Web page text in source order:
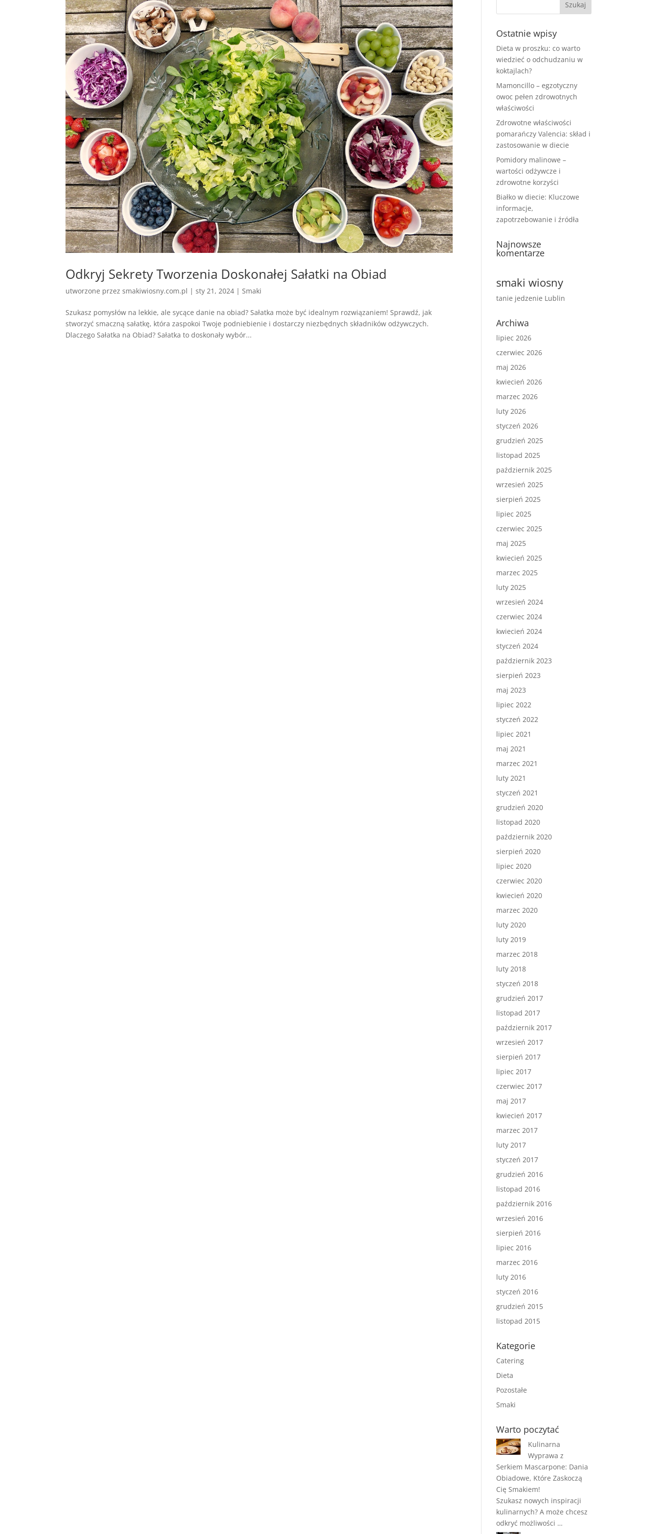
Odkryj Sekrety Tworzenia Doskonałej Sałatki na Obiad
utworzone przezsmakiwiosny.com.pl |sty 21, 2024 |Smaki
Szukasz pomysłów na lekkie, ale sycące danie na obiad? Sałatka może być idealnym rozwiązaniem! Sprawdź, jak
stworzyć smaczną sałatkę, która zaspokoi Twoje podniebienie i dostarczy niezbędnych składników odżywczych.
Dlaczego Sałatka na Obiad? Sałatka to doskonały wybór...
Ostatnie wpisy
Dieta w proszku: co warto
wiedzieć o odchudzaniu w
koktajlach?
Mamoncillo – egzotyczny
owoc pełen zdrowotnych
właściwości
Zdrowotne właściwości
pomarańczy Valencia: skład i
zastosowanie w diecie
Pomidory malinowe –
wartości odżywcze i
zdrowotne korzyści
Białko w diecie: Kluczowe
informacje,
zapotrzebowanie i źródła
Najnowsze
komentarze
smaki wiosny
tanie jedzenie Lublin
Archiwa
lipiec 2026
czerwiec 2026
maj 2026
kwiecień 2026
marzec 2026
luty 2026
styczeń 2026
grudzień 2025
listopad 2025
październik 2025
wrzesień 2025
sierpień 2025
lipiec 2025
czerwiec 2025
maj 2025
kwiecień 2025
marzec 2025
luty 2025
wrzesień 2024
czerwiec 2024
kwiecień 2024
styczeń 2024
październik 2023
sierpień 2023
maj 2023
lipiec 2022
styczeń 2022
lipiec 2021
maj 2021
marzec 2021
luty 2021
styczeń 2021
grudzień 2020
listopad 2020
październik 2020
sierpień 2020
lipiec 2020
czerwiec 2020
kwiecień 2020
marzec 2020
luty 2020
luty 2019
marzec 2018
luty 2018
styczeń 2018
grudzień 2017
listopad 2017
październik 2017
wrzesień 2017
sierpień 2017
lipiec 2017
czerwiec 2017
maj 2017
kwiecień 2017
marzec 2017
luty 2017
styczeń 2017
grudzień 2016
listopad 2016
październik 2016
wrzesień 2016
sierpień 2016
lipiec 2016
marzec 2016
luty 2016
styczeń 2016
grudzień 2015
listopad 2015
Kategorie
Catering
Dieta
Pozostałe
Smaki
Warto poczytać
Kulinarna
Wyprawa z
Serkiem Mascarpone: Dania
Obiadowe, Które Zaskoczą
Cię Smakiem!
Szukasz nowych inspiracji
kulinarnych? A może chcesz
odkryć możliwości …